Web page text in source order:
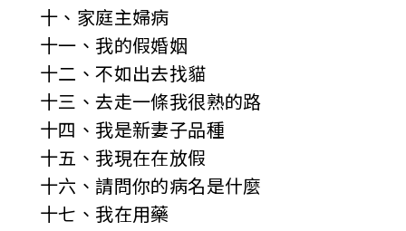
十、家庭主婦病
十一、我的假婚姻
十二、不如出去找貓
十三、去走一條我很熟的路
十四、我是新妻子品種
十五、我現在在放假
十六、請問你的病名是什麼
十七、我在用藥